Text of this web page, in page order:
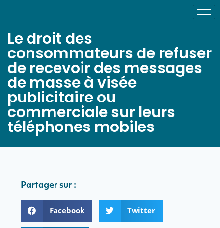
Le droit des
consommateurs de refuser
de recevoir des messages
de masse à visée
publicitaire ou
commerciale sur leurs
téléphones mobiles
Partager sur :
Facebook Twitter